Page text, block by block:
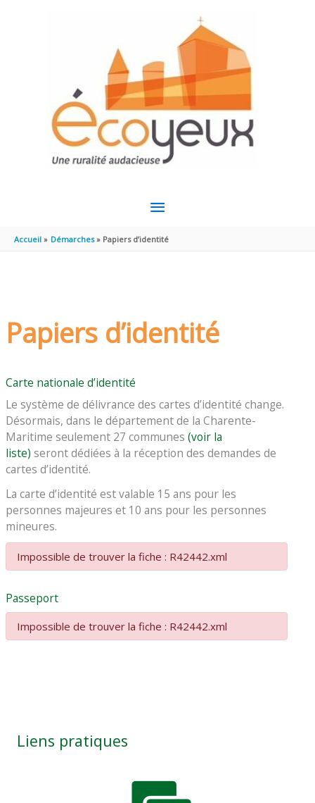
MENU
PRINCIPAL
Accueil Démarches Papiers d’identité
Papiers d’identité
Carte nationale d’identité
Le système de délivrance des cartes d’identité change.
Désormais, dans le département de la Charente-
Maritime seulement 27 communes(voir la
liste) seront dédiées à la réception des demandes de
cartes d’identité.
La carte d’identité est valable 15 ans pour les
personnes majeures et 10 ans pour les personnes
mineures.
Impossible de trouver la fiche : R42442.xml
Passeport
Impossible de trouver la fiche : R42442.xml
Liens pratiques